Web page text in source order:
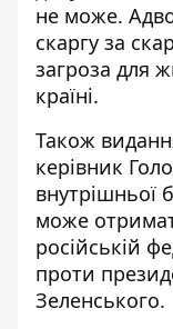
не може.
скаргу за
загроза для
країні.
Також
керівник
внутрішньої
може
російській
проти
Зеленського.